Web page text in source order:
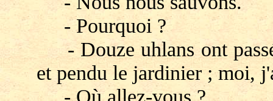
- Pourquoi ?
- Douze uhlans ont
et pendu le jardinier ; moi,
- Où allez-vous ?